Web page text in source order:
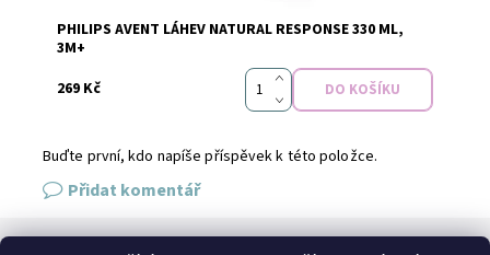
Značka: AVENT
PHILIPS AVENT LÁHEV NATURAL RESPONSE 330 ML,
3M+
269 Kč
Buďte první, kdo napíše příspěvek k této položce.
Přidat komentář